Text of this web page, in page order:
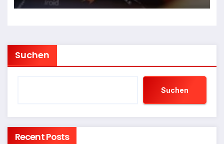
Suchen
Suchen
Recent Posts